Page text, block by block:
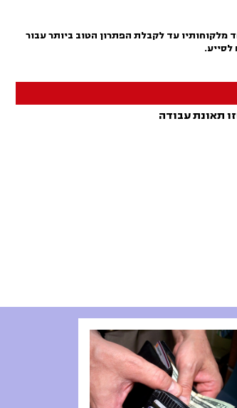
מלקוחותיו עד לקבלת הפתרון הטוב ביותר עבור
לסייע.
תאונת עבודה